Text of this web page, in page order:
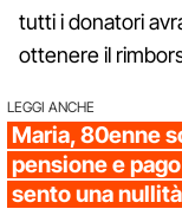
tutti i donatori
ottenere il
LEGGI ANCHE
Maria, 80enne
pensione e
sento una